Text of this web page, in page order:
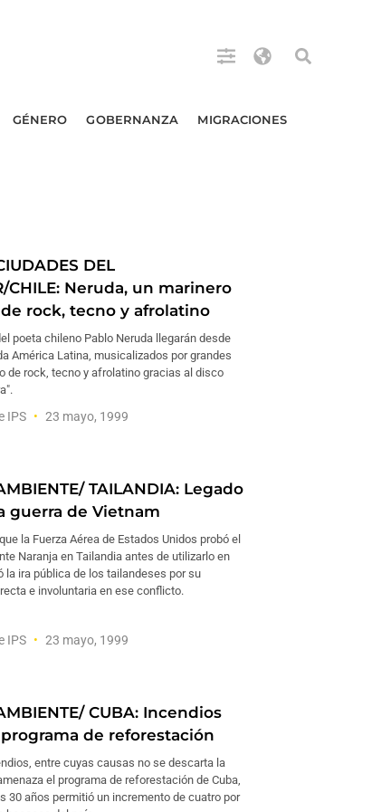
GÉNERO GOBERNANZA MIGRACIONES
DEL
CHILE: Neruda, un marinero
rock, tecno y afrolatino
poeta chileno Pablo Neruda llegarán desde
América Latina, musicalizados por grandes
de rock, tecno y afrolatino gracias al disco
IPS 23 mayo, 1999
TAILANDIA: Legado
guerra de Vietnam
la Fuerza Aérea de Estados Unidos probó el
Naranja en Tailandia antes de utilizarlo en
la ira pública de los tailandeses por su
e involuntaria en ese conflicto.
IPS 23 mayo, 1999
CUBA: Incendios
de reforestación
entre cuyas causas no se descarta la
el programa de reforestación de Cuba,
30 años permitió un incremento de cuatro por